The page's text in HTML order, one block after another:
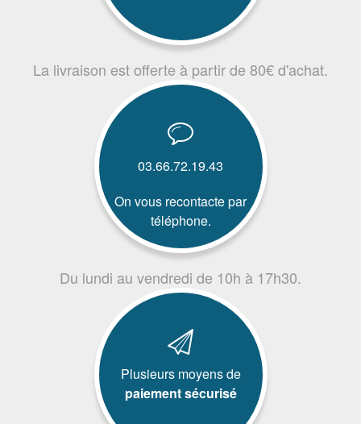
La livraison est offerte à partir de 80€ d'achat.
03.66.72.19.43
On vous recontacte par
téléphone.
Du lundi au vendredi de 10h à 17h30.
Plusieurs moyens de
paiement sécurisé